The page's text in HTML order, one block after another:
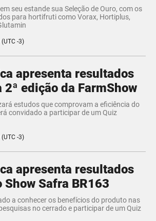
seu estande sua Seleção de Ouro, com os
para hortifruti como Vorax, Hortiplus,
-3)
apresenta resultados
2ª edição da FarmShow
estudos que comprovam a eficiência do
convidado a participar de um Quiz
-3)
apresenta resultados
Show Safra BR163
a conhecer os benefícios do produto nas
no cerrado e participar de um Quiz